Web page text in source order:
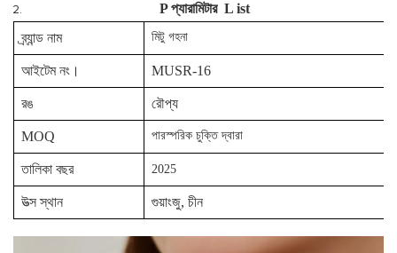
Pপ্যারামিটার L ist
ব্র্যান্ড নাম
মিটু গহনা
আইটেম নং। MUSR-16
রঙ রৌপ্য
MOQ পারস্পরিক চুক্তি দ্বারা
তালিকা বছর 2025
উত্স স্থান গুয়াংজু, চীন